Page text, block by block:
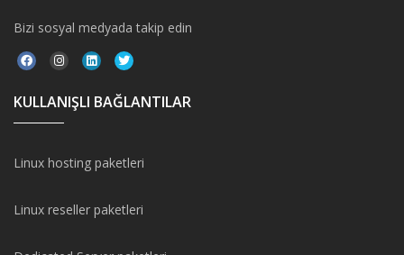
Bizi sosyal medyada takip edin
KULLANIŞLI BAĞLANTILAR
Linux hosting paketleri
Linux reseller paketleri